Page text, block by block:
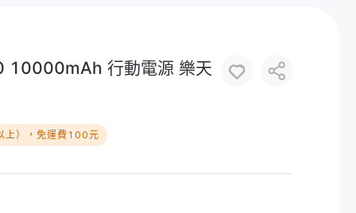
10000mAh 行動電源 樂天
上），免運費100元